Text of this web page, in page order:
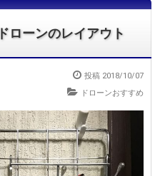
ローンのレイアウト
投稿 2018/10/07
ドローンおすすめ